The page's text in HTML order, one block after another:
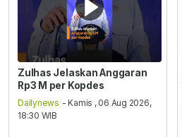
Zulhas Jelaskan Anggaran
Rp3 M per Kopdes
Dailynews - Kamis , 06 Aug 2026,
18:30 WIB